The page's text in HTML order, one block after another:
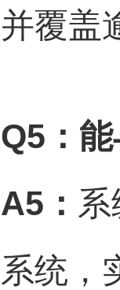
并覆盖
Q5 ：
A5 ：
系统，